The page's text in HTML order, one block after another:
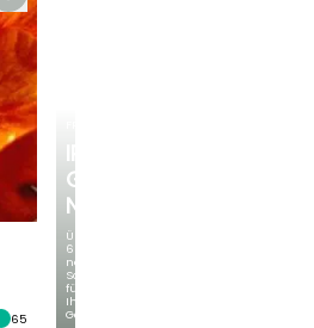
IRIS
GERMANICA
NEUHEITEN
Über
60
neue
Sorten
für
Ihren
Garten!
65